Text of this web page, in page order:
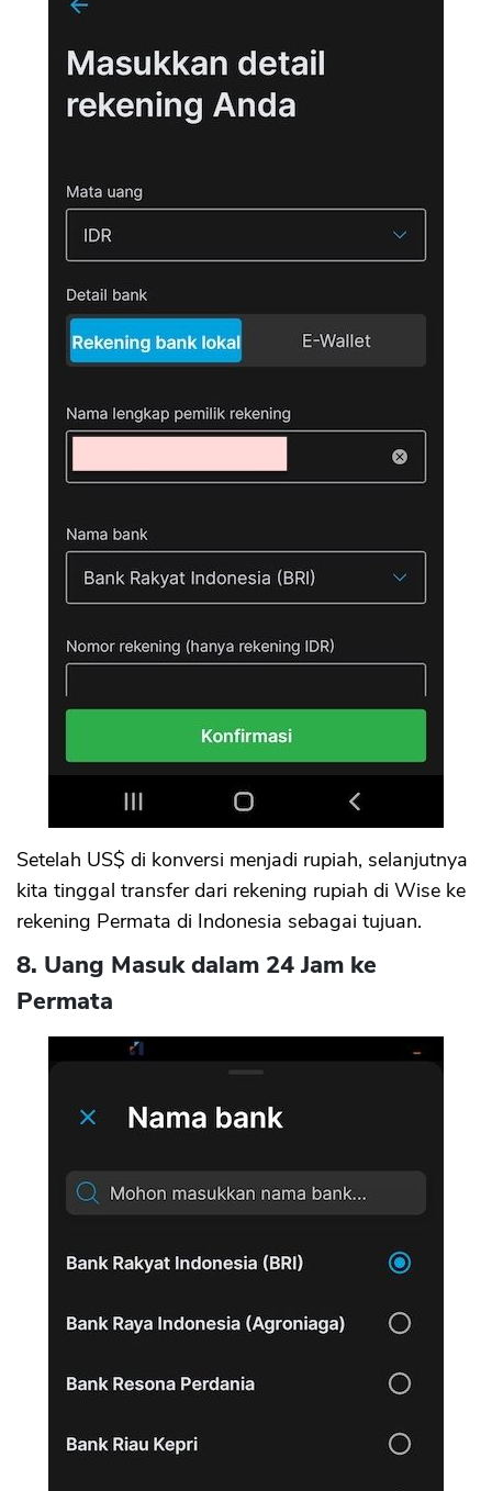
Setelah US$ di konversi menjadi rupiah, selanjutnya
kita tinggal transfer dari rekening rupiah di Wise ke
rekening Permata di Indonesia sebagai tujuan.
8. Uang Masuk dalam 24 Jam ke
Permata
CANCEL